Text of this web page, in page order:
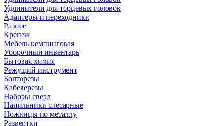
Удлинители для торцевых головок
Адаптеры и переходники
Разное
Крепеж
Мебель кемпинговая
Уборочный инвентарь
Бытовая химия
Режущий инструмент
Болторезы
Кабелерезы
Наборы сверл
Напильники слесарные
Ножницы по металлу
Развертки